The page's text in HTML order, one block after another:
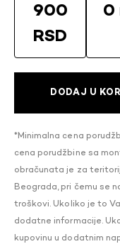
900
RSD
0
DODAJ U
*Minimalna cena
cena porudžbine sa
obračunata je za
Beograda, pri čemu se
troškovi. Ukoliko je to
dodatne informacije.
kupovinu u dodatnim